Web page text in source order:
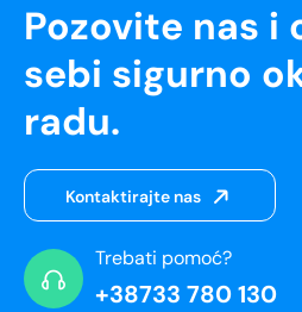
Pozovite nas i
sebi sigurno
radu.
Kontaktirajte nas
Trebati pomoć?
+38733 780 130